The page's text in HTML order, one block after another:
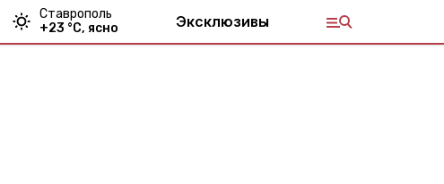
Ставрополь
+23 °С, ясно Эксклюзивы